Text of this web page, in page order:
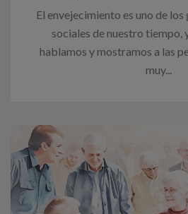
El envejecimiento es uno de
sociales de nuestro tiempo,
hablamos y mostramos a las
muy...